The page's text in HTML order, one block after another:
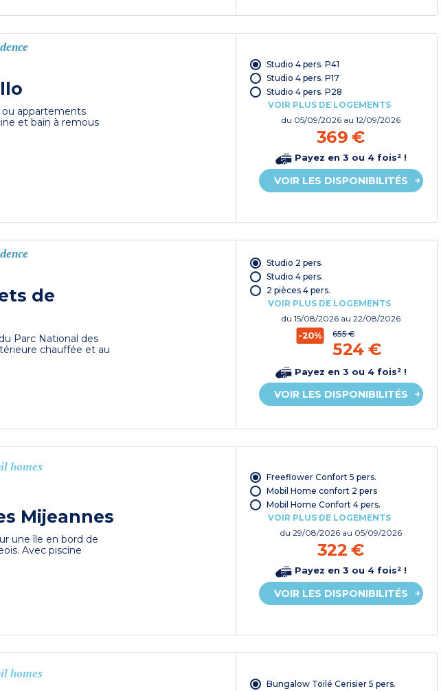
ou appartements
et bain à remous
Studio 4 pers. P41
Studio 4 pers. P17
Studio 4 pers. P28
VOIR PLUS DE LOGEMENTS
du 05/09/2026 au 12/09/2026
369 €
Payez en 3 ou 4 fois² !
VOIR LES DISPONIBILITÉS
de
Parc National des
chauffée et au
Studio 2 pers.
Studio 4 pers.
2 pièces 4 pers.
VOIR PLUS DE LOGEMENTS
du15/08/2026 au 22/08/2026
-20% 655 €
524 €
Payez en 3 ou 4 fois² !
VOIR LES DISPONIBILITÉS
homes
Mijeannes
une île en bord de
Avec piscine
Freeflower Confort 5 pers.
Mobil Home confort 2 pers
Mobil Home Confort 4 pers.
VOIR PLUS DE LOGEMENTS
du29/08/2026 au 05/09/2026
322 €
Payez en 3 ou 4 fois² !
VOIR LES DISPONIBILITÉS
homes
Bungalow Toilé Cerisier 5 pers.